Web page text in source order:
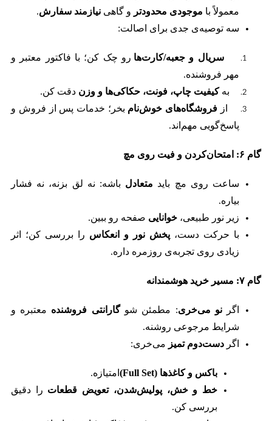
معمولاً با موجودی محدودتر و گاهی نیازمند سفارش.
سه توصیه‌ی جدی برای اصالت:
سریال و جعبه/کارت‌ها رو چک کن؛ با فاکتور معتبر و
مهر فروشنده.
بهکیفیت چاپ، فونت، حکاکی‌ها و وزن دقت کن.
ازفروشگاه‌های خوش‌نام بخر؛ خدمات پس از فروش و
پاسخ‌گویی مهم‌اند.
گام ۶: امتحان‌کردن و فیت روی مچ
ساعت روی مچ باید متعادل باشه: نه لق بزنه، نه فشار
بیاره.
زیر نور طبیعی، خوانایی صفحه رو ببین.
با حرکت دست، پخش نور و انعکاس را بررسی کن؛ اثر
زیادی روی تجربه‌ی روزمره داره.
گام ۷: مسیر خرید هوشمندانه
اگرنو می‌خری: مطمئن شوگارانتی فروشنده معتبره و
شرایط مرجوعی روشنه.
اگر دست‌دوم تمیز می‌خری:
باکس و کاغذها (Full Set)
امتیازه.
خط و خش، پولیش‌شدن، تعویض قطعات را دقیق
بررسی کن.